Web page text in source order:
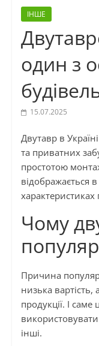
ІНШЕ
один з
15.07.2025
Двутавр в
та приватних
простотою
відображається
характеристиках
Чому
Причина
низька вартість,
продукції. І
інші.